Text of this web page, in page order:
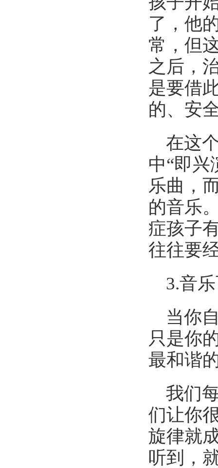
了，他
常，但
之后，
是要借
的、安
在这
中“即兴
乐曲，
的音乐
症孩子
往往要
3.音
当你
只是你
最和谐
我们
们让你
旋律就
听到，